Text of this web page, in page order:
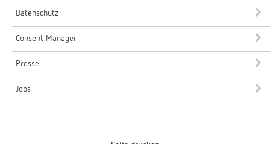
Datenschutz
Consent Manager
Presse
Jobs